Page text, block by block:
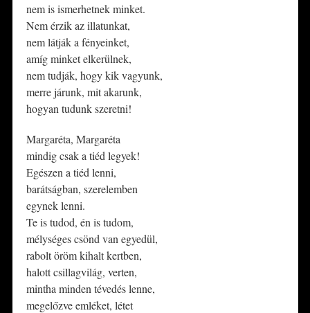
nem is ismerhetnek minket.
Nem érzik az illatunkat,
nem látják a fényeinket,
amíg minket elkerülnek,
nem tudják, hogy kik vagyunk,
merre járunk, mit akarunk,
hogyan tudunk szeretni!
Margaréta, Margaréta
mindig csak a tiéd legyek!
Egészen a tiéd lenni,
barátságban, szerelemben
egynek lenni.
Te is tudod, én is tudom,
mélységes csönd van egyedül,
rabolt öröm kihalt kertben,
halott csillagvilág, verten,
mintha minden tévedés lenne,
megelőzve emléket, létet